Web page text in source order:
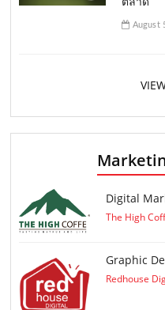
August
Digital
The High
Graphic
Redhouse